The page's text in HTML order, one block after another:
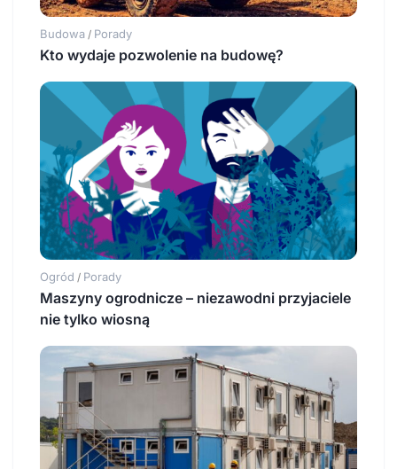
Budowa / Porady
Kto wydaje pozwolenie na budowę?
Ogród / Porady
Maszyny ogrodnicze – niezawodni przyjaciele
nie tylko wiosną